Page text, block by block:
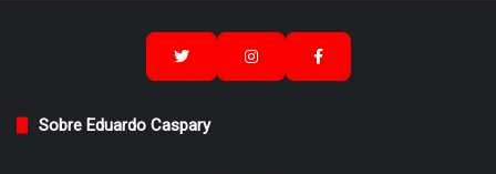
Sobre Eduardo Caspary